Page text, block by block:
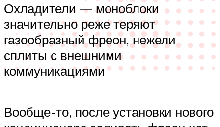
Охладители — моноблоки
значительно реже теряют
газообразный фреон, нежели
сплиты с внешними
коммуникациями
Вообще-то, после установки нового